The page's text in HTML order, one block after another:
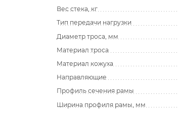
Вес стека, кг
Тип передачи нагрузки
Диаметр троса, мм
Материал троса
Материал кожуха
Направляющие
Профиль сечения рамы
Ширина профиля рамы, мм